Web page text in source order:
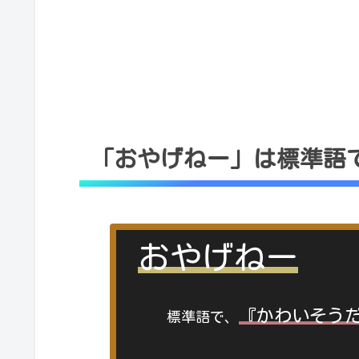
「おやげねー」は標準語
おやげねー
標準語で、 『かわいそうだ